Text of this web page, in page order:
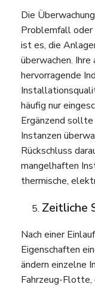
Die
Problemfall oder
ist es, die
überwachen.
hervorragende
häufig nur
Ergänzend
Instanzen
Rückschluss
mangelhaften
thermische,
Zeitliche
Nach einer
Eigenschaften
ändern einzelne
Fahrzeug-Flotte,